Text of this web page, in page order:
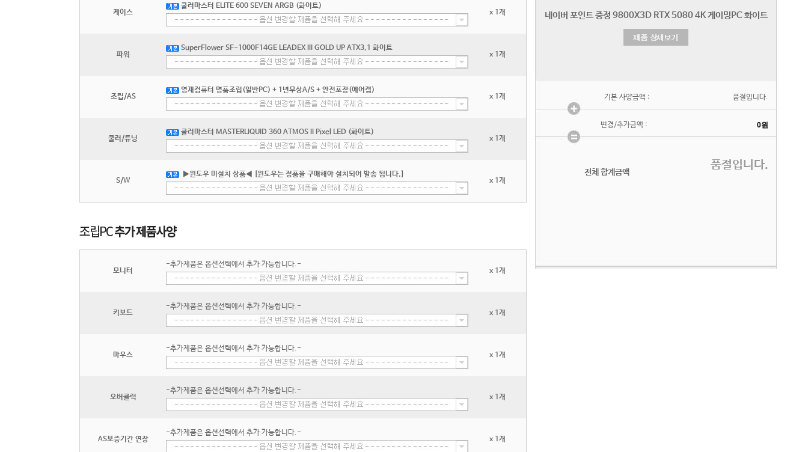
케이스
쿨러마스터 ELITE 600 SEVEN ARGB (화이트)
x 1개
파워
SuperFlower SF-1000F14GE LEADEX III GOLD UP ATX3.1 화이트
x 1개
조립/AS
영재컴퓨터 명품조립(일반PC) + 1년무상A/S + 안전포장(에어캡)
x 1개
쿨러/튜닝
쿨러마스터 MASTERLIQUID 360 ATMOS II Pixel LED (화이트)
x 1개
S/W
▶윈도우 미설치 상품◀ [윈도우는 정품을 구매해야 설치되어 발송 됩니다.]
x 1개
모니터
-추가제품은 옵션선택에서 추가 가능합니다.-
x 1개
키보드
-추가제품은 옵션선택에서 추가 가능합니다.-
x 1개
마우스
-추가제품은 옵션선택에서 추가 가능합니다.-
x 1개
오버클럭
-추가제품은 옵션선택에서 추가 가능합니다.-
x 1개
AS보증기간 연장
-추가제품은 옵션선택에서 추가 가능합니다.-
x 1개
기본 사양금액 : 품절입니다.
변경/추가금액 :
전체 합계금액
품절입니다.